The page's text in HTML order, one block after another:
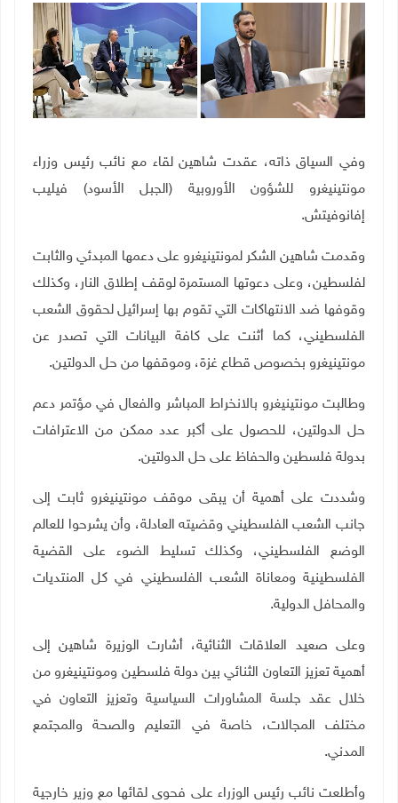
وفي السياق ذاته، عقدت شاهين لقاء مع نائب رئيس وزراء
مونتينيغرو للشؤون الأوروبية (الجبل الأسود) فيليب
إفانوفيتش.
وقدمت شاهين الشكر لمونتينيغرو على دعمها المبدئي والثابت
لفلسطين، وعلى دعوتها المستمرة لوقف إطلاق النار، وكذلك
وقوفها ضد الانتهاكات التي تقوم بها إسرائيل لحقوق الشعب
الفلسطيني، كما أثنت على كافة البيانات التي تصدر عن
مونتينيغرو بخصوص قطاع غزة، وموقفها من حل الدولتين.
وطالبت مونتينيغرو بالانخراط المباشر والفعال في مؤتمر دعم
حل الدولتين، للحصول على أكبر عدد ممكن من الاعترافات
بدولة فلسطين والحفاظ على حل الدولتين.
وشددت على أهمية أن يبقى موقف مونتينيغرو ثابت إلى
جانب الشعب الفلسطيني وقضيته العادلة، وأن يشرحوا للعالم
الوضع الفلسطيني، وكذلك تسليط الضوء على القضية
الفلسطينية ومعاناة الشعب الفلسطيني في كل المنتديات
والمحافل الدولية.
وعلى صعيد العلاقات الثنائية، أشارت الوزيرة شاهين إلى
أهمية تعزيز التعاون الثنائي بين دولة فلسطين ومونتينيغرو من
خلال عقد جلسة المشاورات السياسية وتعزيز التعاون في
مختلف المجالات، خاصة في التعليم والصحة والمجتمع
المدني.
وأطلعت نائب رئيس الوزراء على فحوى لقائها مع وزير خارجية